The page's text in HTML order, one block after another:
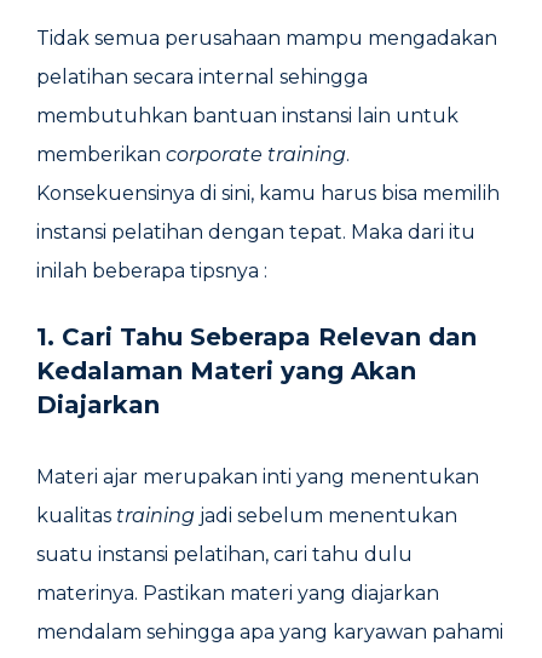
Tidak semua perusahaan mampu mengadakan
pelatihan secara internal sehingga
membutuhkan bantuan instansi lain untuk
memberikan corporate training.
Konsekuensinya di sini, kamu harus bisa memilih
instansi pelatihan dengan tepat. Maka dari itu
inilah beberapa tipsnya :
1. Cari Tahu Seberapa Relevan dan
Kedalaman Materi yang Akan
Diajarkan
Materi ajar merupakan inti yang menentukan
kualitas training jadi sebelum menentukan
suatu instansi pelatihan, cari tahu dulu
materinya. Pastikan materi yang diajarkan
mendalam sehingga apa yang karyawan pahami